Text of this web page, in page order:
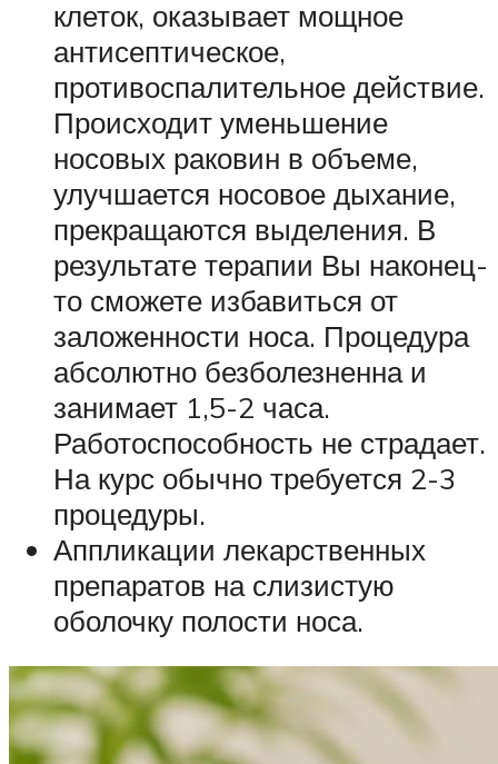
клеток, оказывает мощное
антисептическое,
противоспалительное действие.
Происходит уменьшение
носовых раковин в объеме,
улучшается носовое дыхание,
прекращаются выделения. В
результате терапии Вы наконец-
то сможете избавиться от
заложенности носа. Процедура
абсолютно безболезненна и
занимает 1,5-2 часа.
Работоспособность не страдает.
На курс обычно требуется 2-3
процедуры.
Аппликации лекарственных
препаратов на слизистую
оболочку полости носа.